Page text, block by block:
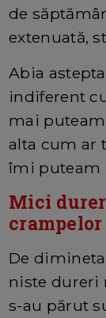
de
extenuată,
Abia
indiferent
mai
alta cum ar
îmi puteam
Mici
crampelor
De
niste dureri
s-au părut